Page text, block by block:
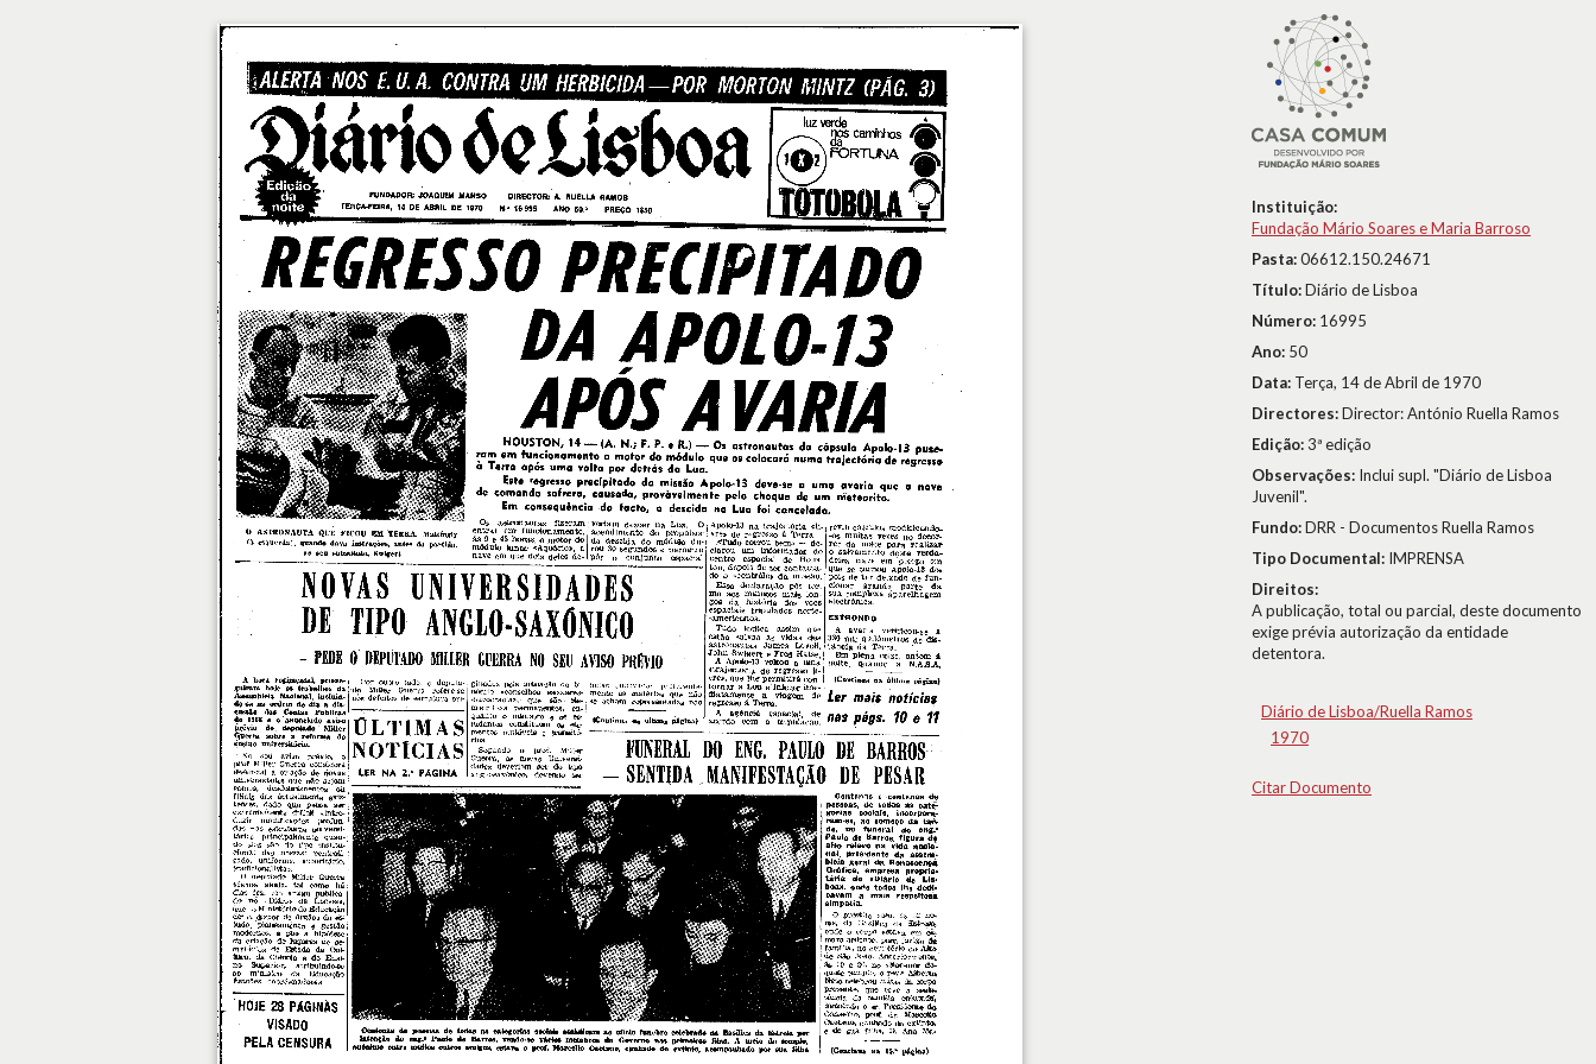
Instituição:
Fundação Mário Soares e Maria Barroso
Pasta:06612.150.24671
Título:Diário de Lisboa
Número: 16995
Ano: 50
Data: Terça, 14 de Abril de 1970
Directores:Director: António Ruella Ramos
Edição:3ª edição
Observações: Inclui supl. "Diário de Lisboa
Juvenil".
Fundo:DRR - Documentos Ruella Ramos
Tipo Documental: IMPRENSA
Direitos:
A publicação, total ou parcial, deste documento
exige prévia autorização da entidade
detentora.
Diário de Lisboa/Ruella Ramos
1970
Citar Documento